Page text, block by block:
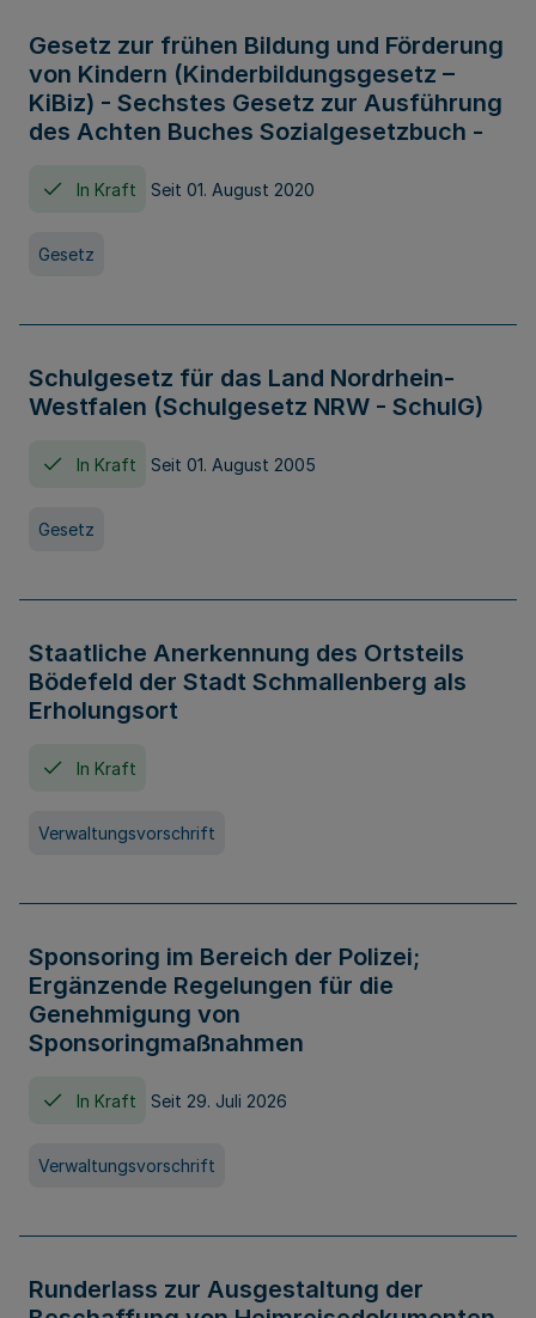
Gesetz zur frühen Bildung und Förderung
von Kindern (Kinderbildungsgesetz –
KiBiz) - Sechstes Gesetz zur Ausführung
des Achten Buches Sozialgesetzbuch -
In Kraft Seit 01. August 2020
Gesetz
Schulgesetz für das Land Nordrhein-
Westfalen (Schulgesetz NRW - SchulG)
In Kraft Seit 01. August 2005
Gesetz
Staatliche Anerkennung des Ortsteils
Bödefeld der Stadt Schmallenberg als
Erholungsort
In Kraft
Verwaltungsvorschrift
Sponsoring im Bereich der Polizei;
Ergänzende Regelungen für die
Genehmigung von
Sponsoringmaßnahmen
In Kraft Seit 29. Juli 2026
Verwaltungsvorschrift
Runderlass zur Ausgestaltung der